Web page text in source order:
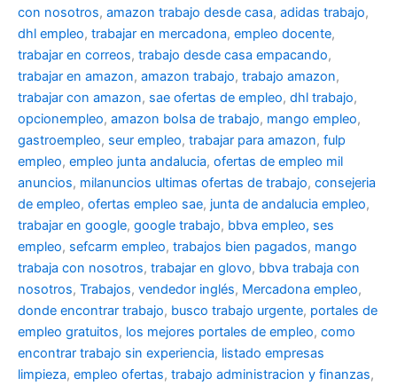
con nosotros, amazon trabajo desde casa, adidas trabajo,
dhl empleo, trabajar en mercadona, empleo docente,
trabajar en correos, trabajo desde casa empacando,
trabajar en amazon, amazon trabajo, trabajo amazon,
trabajar con amazon, sae ofertas de empleo, dhl trabajo,
opcionempleo, amazon bolsa de trabajo, mango empleo,
gastroempleo, seur empleo, trabajar para amazon, fulp
empleo, empleo junta andalucia, ofertas de empleo mil
anuncios, milanuncios ultimas ofertas de trabajo, consejeria
de empleo, ofertas empleo sae, junta de andalucia empleo,
trabajar en google, google trabajo, bbva empleo, ses
empleo, sefcarm empleo, trabajos bien pagados, mango
trabaja con nosotros, trabajar en glovo, bbva trabaja con
nosotros, Trabajos, vendedor inglés, Mercadona empleo,
donde encontrar trabajo, busco trabajo urgente, portales de
empleo gratuitos, los mejores portales de empleo, como
encontrar trabajo sin experiencia, listado empresas
limpieza, empleo ofertas, trabajo administracion y finanzas,